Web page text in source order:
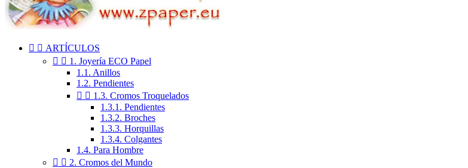
  ARTÍCULOS
  1. Joyería ECO Papel
1.1. Anillos
1.2. Pendientes
  1.3. Cromos Troquelados
1.3.1. Pendientes
1.3.2. Broches
1.3.3. Horquillas
1.3.4. Colgantes
1.4. Para Hombre
  2. Cromos del Mundo